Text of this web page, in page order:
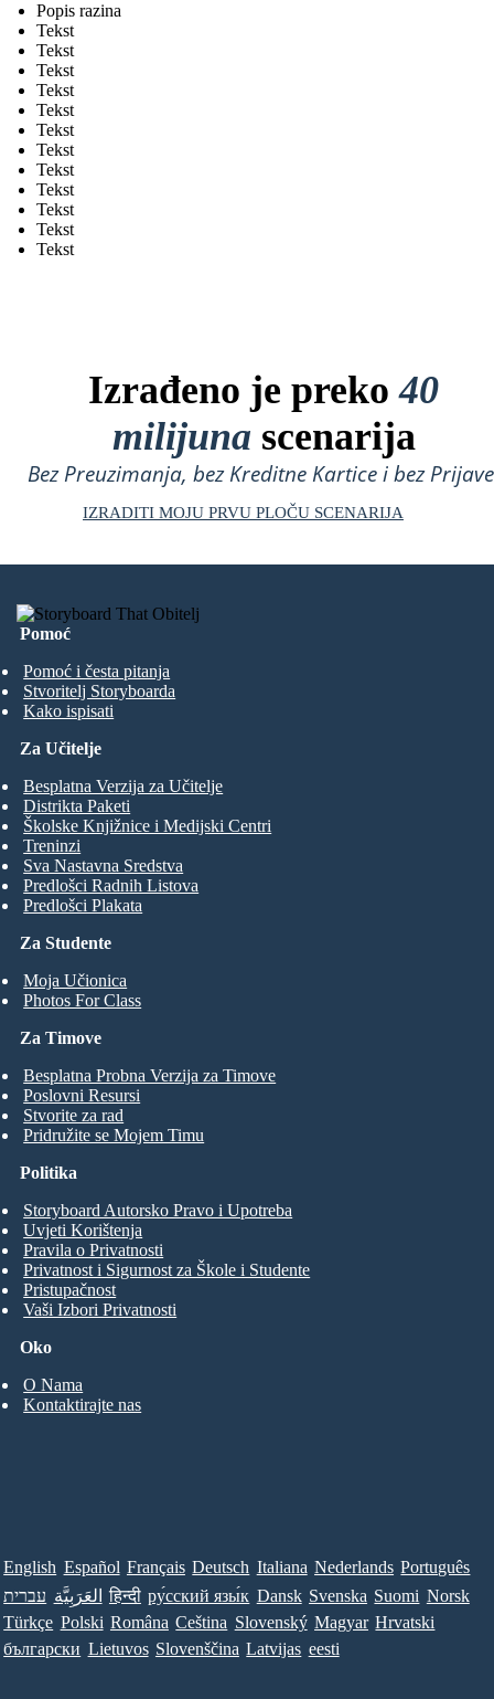
Popis razina
Tekst
Tekst
Tekst
Tekst
Tekst
Tekst
Tekst
Tekst
Tekst
Tekst
Tekst
Tekst
Izrađeno je preko40
milijuna scenarija
Bez Preuzimanja, bez Kreditne Kartice i bez
IZRADITI MOJU PRVU PLOČU SCENARIJA
Pomoć
Pomoć i česta pitanja
Stvoritelj Storyboarda
Kako ispisati
Za Studente
Moja Učionica
Photos For Class
Za Učitelje
Besplatna Verzija za Učitelje
Distrikta Paketi
Školske Knjižnice i Medijski Centri
Treninzi
Sva Nastavna Sredstva
Predlošci Radnih Listova
Predlošci Plakata
Za Timove
Besplatna Probna Verzija za Timove
Poslovni Resursi
Stvorite za rad
Pridružite se Mojem Timu
Oko
O Nama
Kontaktirajte nas
Politika
Storyboard Autorsko Pravo i Upotreba
Uvjeti Korištenja
Pravila o Privatnosti
Privatnost i Sigurnost za Škole i Studente
Pristupačnost
Vaši Izbori Privatnosti
English Español Français Deutsch Italiana Nederlands Português
עברית العَرَبِيَّة हिन्दी ру́сский язы́к Dansk Svenska Suomi Norsk
Türkçe Polski Româna Ceština Slovenský Magyar Hrvatski
български Lietuvos Slovenščina Latvijas eesti